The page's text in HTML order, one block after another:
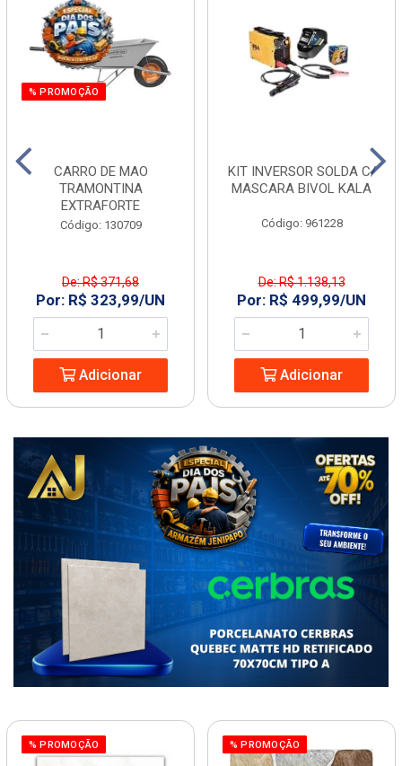
% PROMOÇÃO
CARRO DE MAO
TRAMONTINA
EXTRAFORTE
Código: 130709
De: R$ 371,68
Por: R$ 323,99/UN
Adicionar
KIT INVERSOR SOLDA C/
MASCARA BIVOL KALA
Código: 961228
De: R$ 1.138,13
Por: R$ 499,99/UN
Adicionar
% PROMOÇÃO % PROMOÇÃO